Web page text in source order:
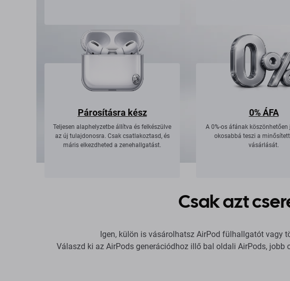
Párosításra kész
Teljesen alaphelyzetbe állítva és felkészülve
az új tulajdonosra. Csak csatlakoztasd, és
máris elkezdheted a zenehallgatást.
0% ÁFA
A 0%-os áfának köszönhetően
okosabbá teszi a
vásárlását.
Csak azt
Igen, külön is vásárolhatsz AirPod fülhallgatót vagy
Válaszd ki az AirPods generációdhoz illő bal oldali AirPods,